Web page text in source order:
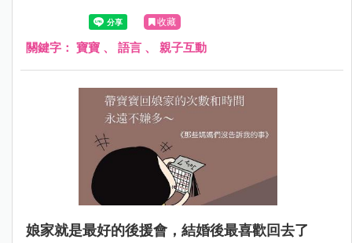
收藏
關鍵字： 寶寶 、 語言 、 親子互動
娘家就是最好的後援會，結婚後最喜歡回去了